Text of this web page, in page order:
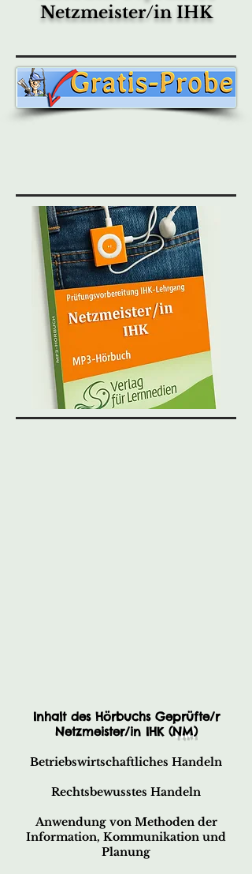
Netzmeister/in IHK
Inhalt des Hörbuchs Geprüfte/r
Netzmeister/in IHK (NM)
Betriebswirtschaftliches Handeln
Rechtsbewusstes Handeln
Anwendung von Methoden der
Information, Kommunikation und
Planung